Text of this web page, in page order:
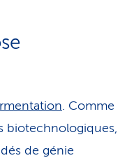
. Comme
biotechnologiques,
de génie